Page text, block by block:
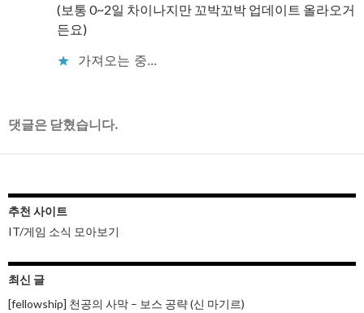
(보통 0~2일 차이나지만 꼬박꼬박 업데이트 올라오거
든요)
가져오는 중...
댓글은 닫혔습니다.
추천 사이트
IT/게임 소식 모아보기
최신 글
[fellowship] 천공의 사막 – 보스 공략 (신 마기르)